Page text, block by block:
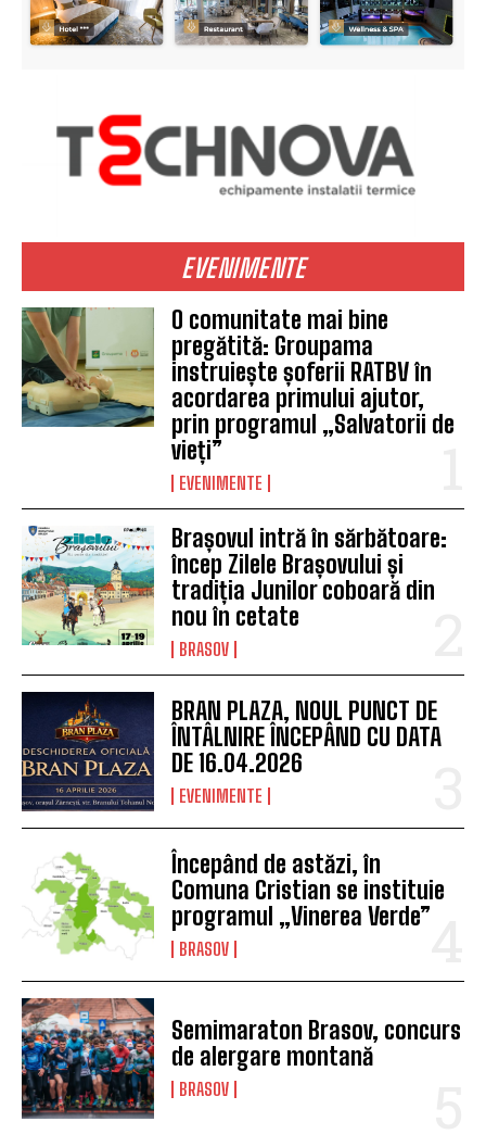
EVENIMENTE
O comunitate mai bine
pregătită: Groupama
instruiește șoferii RATBV în
acordarea primului ajutor,
prin programul „Salvatorii de
vieți”
EVENIMENTE
Brașovul intră în sărbătoare:
încep Zilele Brașovului și
tradiția Junilor coboară din
nou în cetate
BRASOV
BRAN PLAZA, NOUL PUNCT DE
ÎNTÂLNIRE ÎNCEPÂND CU DATA
DE 16.04.2026
EVENIMENTE
Începând de astăzi, în
Comuna Cristian se instituie
programul „Vinerea Verde”
BRASOV
Semimaraton Brasov, concurs
de alergare montană
BRASOV